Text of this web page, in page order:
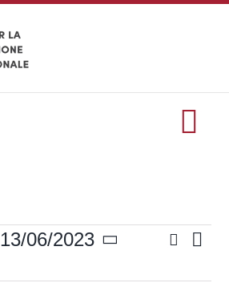
Eventi
Cerca
Lista
13/06/2023